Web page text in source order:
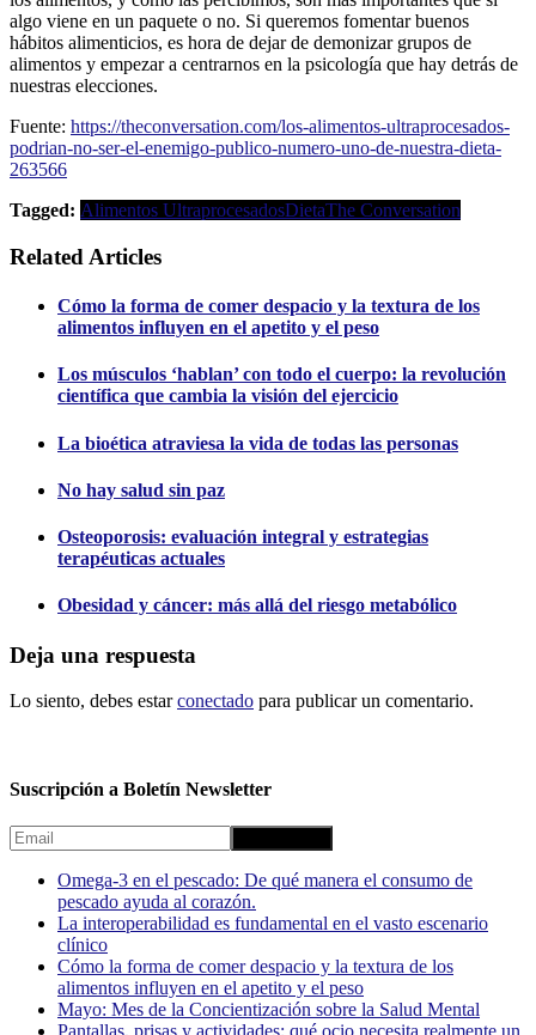
algo viene en un paquete o no. Si queremos fomentar buenos
hábitos alimenticios, es hora de dejar de demonizar grupos de
alimentos y empezar a centrarnos en la psicología que hay detrás de
nuestras elecciones.
Fuente: https://theconversation.com/los-alimentos-ultraprocesados-
podrian-no-ser-el-enemigo-publico-numero-uno-de-nuestra-dieta-
263566
Tagged: Alimentos UltraprocesadosDietaThe Conversation
Related Articles
Cómo la forma de comer despacio y la textura de los
alimentos influyen en el apetito y el peso
Los músculos ‘hablan’ con todo el cuerpo: la revolución
científica que cambia la visión del ejercicio
La bioética atraviesa la vida de todas las personas
No hay salud sin paz
Osteoporosis: evaluación integral y estrategias
terapéuticas actuales
Obesidad y cáncer: más allá del riesgo metabólico
Deja una respuesta
Lo siento, debes estarconectado para publicar un comentario.
Suscripción a Boletín Newsletter
Omega-3 en el pescado: De qué manera el consumo de
pescado ayuda al corazón.
La interoperabilidad es fundamental en el vasto escenario
clínico
Cómo la forma de comer despacio y la textura de los
alimentos influyen en el apetito y el peso
Mayo: Mes de la Concientización sobre la Salud Mental
Pantallas, prisas y actividades: qué ocio necesita realmente un